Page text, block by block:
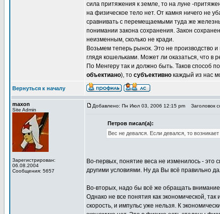
сила притяжения к земле, то на луне -
на физическое тело нет. От камня ничего не
сравнивать с перемещаемыми туда же
понимании закона сохранения. Закон
неизменным, сколько не кради.
Возьмем теперь рынок. Это не
глядя кошельками. Может ли оказаться, что в
По Менгеру так и должно быть. Таков способ
объектиано), то субъективно каждый из нас
Вернуться к началу
maxon
Site Admin
Зарегистрирован:
06.08.2004
Сообщения: 5657
Добавлено: Пн Июл 03, 2006 12:15 pm Заголовок
Петров писал(а):
Вес не девался. Если девался, то
Во-первых, понятие веса не изменилось - это
другими условиями. Ну да Вы всё правильно
Во-вторых, надо бы всё же обращать
Однако не все понятия как экономической,
скорость, и импульс уже нельзя. К